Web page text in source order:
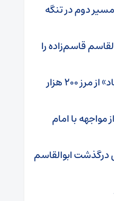
دوم در تنگه
قاسم‌زاده را
چاپ چهل‌ونهم «تن‌تن و سندباد» از مرز ۲۰۰ هزار
مواجهه با امام
درگذشت ابوالقاسم